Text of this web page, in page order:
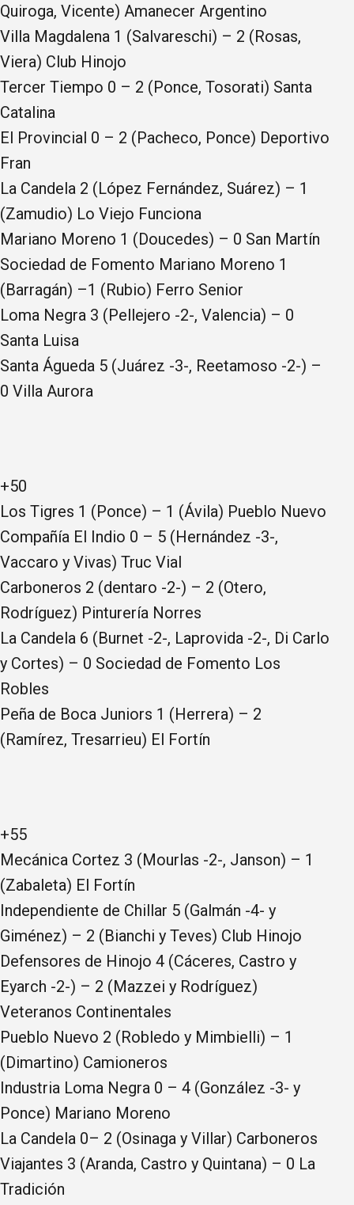
Quiroga, Vicente) Amanecer Argentino
Villa Magdalena 1 (Salvareschi) – 2 (Rosas,
Viera) Club Hinojo
Tercer Tiempo 0 – 2 (Ponce, Tosorati) Santa
Catalina
El Provincial 0 – 2 (Pacheco, Ponce) Deportivo
Fran
La Candela 2 (López Fernández, Suárez) – 1
(Zamudio) Lo Viejo Funciona
Mariano Moreno 1 (Doucedes) – 0 San Martín
Sociedad de Fomento Mariano Moreno 1
(Barragán) –1 (Rubio) Ferro Senior
Loma Negra 3 (Pellejero -2-, Valencia) – 0
Santa Luisa
Santa Águeda 5 (Juárez -3-, Reetamoso -2-) –
0 Villa Aurora
+50
Los Tigres 1 (Ponce) – 1 (Ávila) Pueblo Nuevo
Compañía El Indio 0 – 5 (Hernández -3-,
Vaccaro y Vivas) Truc Vial
Carboneros 2 (dentaro -2-) – 2 (Otero,
Rodríguez) Pinturería Norres
La Candela 6 (Burnet -2-, Laprovida -2-, Di Carlo
y Cortes) – 0 Sociedad de Fomento Los
Robles
Peña de Boca Juniors 1 (Herrera) – 2
(Ramírez, Tresarrieu) El Fortín
+55
Mecánica Cortez 3 (Mourlas -2-, Janson) – 1
(Zabaleta) El Fortín
Independiente de Chillar 5 (Galmán -4- y
Giménez) – 2 (Bianchi y Teves) Club Hinojo
Defensores de Hinojo 4 (Cáceres, Castro y
Eyarch -2-) – 2 (Mazzei y Rodríguez)
Veteranos Continentales
Pueblo Nuevo 2 (Robledo y Mimbielli) – 1
(Dimartino) Camioneros
Industria Loma Negra 0 – 4 (González -3- y
Ponce) Mariano Moreno
La Candela 0– 2 (Osinaga y Villar) Carboneros
Viajantes 3 (Aranda, Castro y Quintana) – 0 La
Tradición